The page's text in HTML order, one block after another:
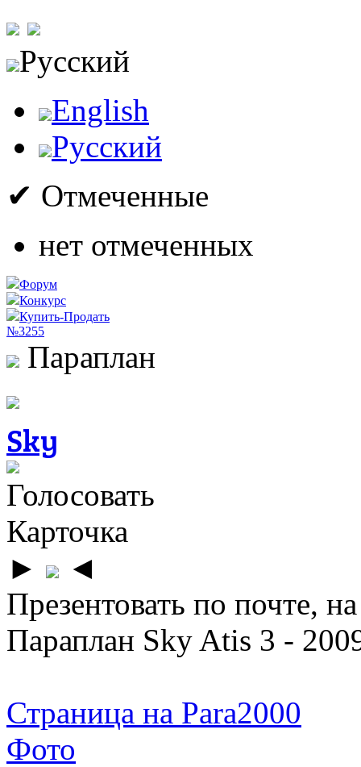
Русский
English
Русский
✔ Отмеченные
нет отмеченных
Форум
Конкурс
Купить-Продать
№3255
Параплан
Sky
Голосовать
Карточка
►
◄
Презентовать по почте,
Параплан Sky Atis 3 -
Страница на Para2000
Фото